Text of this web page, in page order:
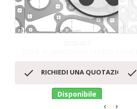
 RICHIEDI UNA QUOTAZIONE
Disponibile
